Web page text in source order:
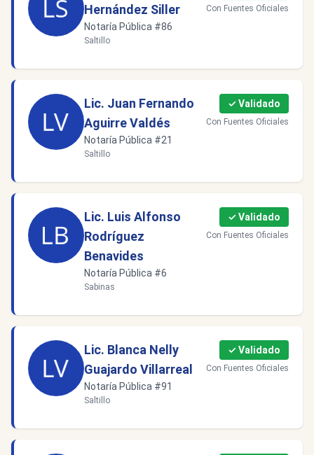
Hernández Siller
Notaría Pública #86
Saltillo
Con Fuentes Oficiales
Lic. Juan Fernando
Aguirre Valdés
Notaría Pública #21
Saltillo
✓ Validado
Con Fuentes Oficiales
Lic. Luis Alfonso
Rodríguez
Benavides
Notaría Pública #6
Sabinas
✓ Validado
Con Fuentes Oficiales
Lic. Blanca Nelly
Guajardo Villarreal
Notaría Pública #91
Saltillo
✓ Validado
Con Fuentes Oficiales